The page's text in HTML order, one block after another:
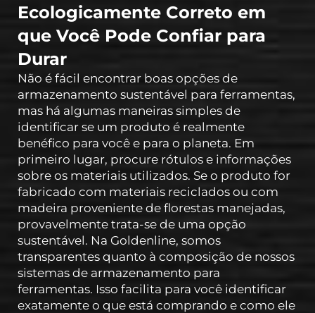
Ecologicamente Correto em
que Você Pode Confiar para
Durar
Não é fácil encontrar boas opções de
armazenamento sustentável para ferramentas,
mas há algumas maneiras simples de
identificar se um produto é realmente
benéfico para você e para o planeta. Em
primeiro lugar, procure rótulos e informações
sobre os materiais utilizados. Se o produto for
fabricado com materiais reciclados ou com
madeira proveniente de florestas manejadas,
provavelmente trata-se de uma opção
sustentável. Na Goldenline, somos
transparentes quanto à composição de nossos
sistemas de armazenamento para
ferramentas. Isso facilita para você identificar
exatamente o que está comprando e como ele